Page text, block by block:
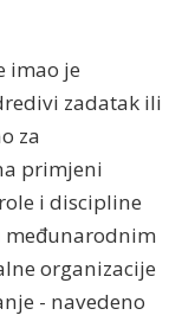
imao je
zadatak ili
za
primjeni
i discipline
međunarodnim
organizacije
- navedeno